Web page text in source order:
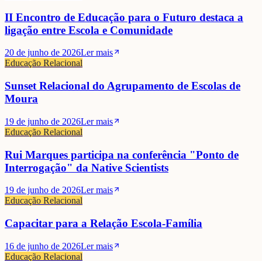
II Encontro de Educação para o Futuro destaca a
ligação entre Escola e Comunidade
20 de junho de 2026Ler mais
Educação Relacional
Sunset Relacional do Agrupamento de Escolas de
Moura
19 de junho de 2026Ler mais
Educação Relacional
Rui Marques participa na conferência "Ponto de
Interrogação" da Native Scientists
19 de junho de 2026Ler mais
Educação Relacional
Capacitar para a Relação Escola-Família
16 de junho de 2026Ler mais
Educação Relacional